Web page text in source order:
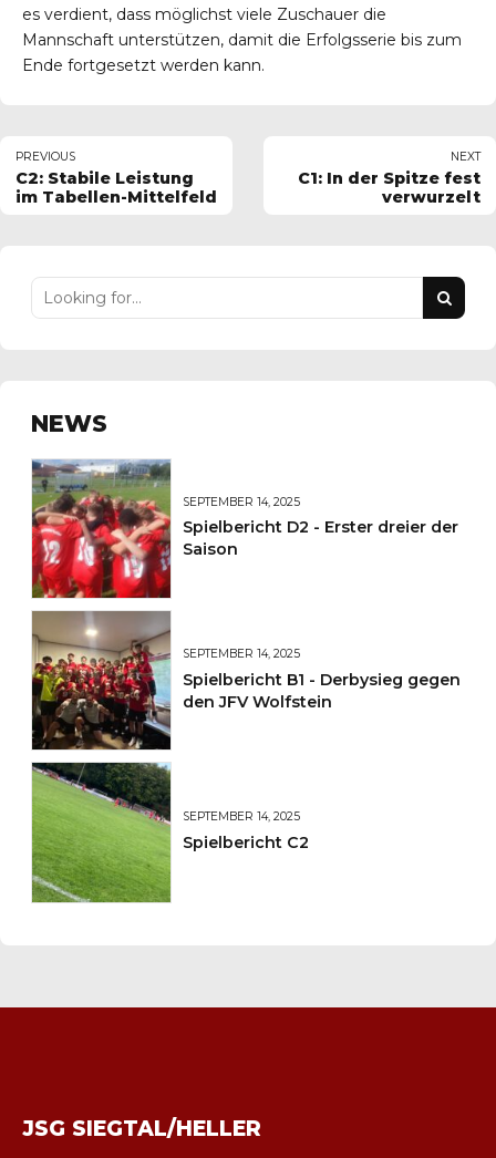
es verdient, dass möglichst viele Zuschauer die
Mannschaft unterstützen, damit die Erfolgsserie bis zum
Ende fortgesetzt werden kann.
PREVIOUS
C2: Stabile Leistung
im Tabellen-Mittelfeld
NEXT
C1: In der Spitze fest
verwurzelt
NEWS
SEPTEMBER 14, 2025
Spielbericht D2 - Erster dreier der
Saison
SEPTEMBER 14, 2025
Spielbericht B1 - Derbysieg gegen
den JFV Wolfstein
SEPTEMBER 14, 2025
Spielbericht C2
JSG SIEGTAL/HELLER